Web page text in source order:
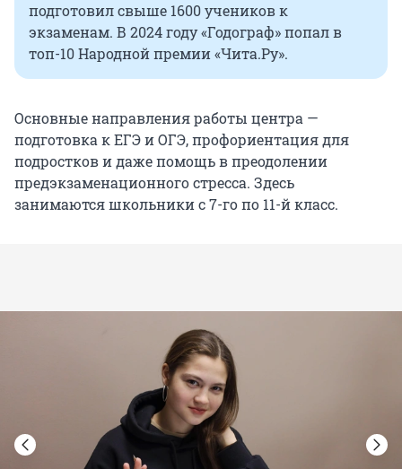
подготовил свыше 1600 учеников к
экзаменам. В 2024 году «Годограф» попал в
топ-10 Народной премии «Чита.Ру».
Основные направления работы центра —
подготовка к ЕГЭ и ОГЭ, профориентация для
подростков и даже помощь в преодолении
предэкзаменационного стресса. Здесь
занимаются школьники с 7-го по 11-й класс.